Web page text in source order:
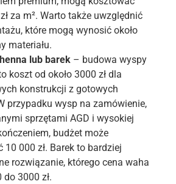
za m². Warto także uwzględnić
które mogą wynosić około
materiału.
lub barek – budowa wyspy
koszt od około 3000 zł dla
konstrukcji z gotowych
przypadku wysp na zamówienie,
sprzętami AGD i wysokiej
budżet może
10 000 zł. Barek to bardziej
rozwiązanie, którego cena waha
3000 zł.